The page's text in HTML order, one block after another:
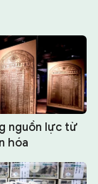
nguồn lực từ
hóa